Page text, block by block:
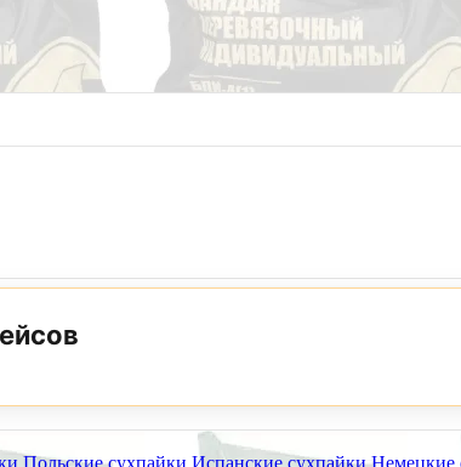
Польские сухпайки Испанские сухпайки Немецкие
8 (495) 782-73-32